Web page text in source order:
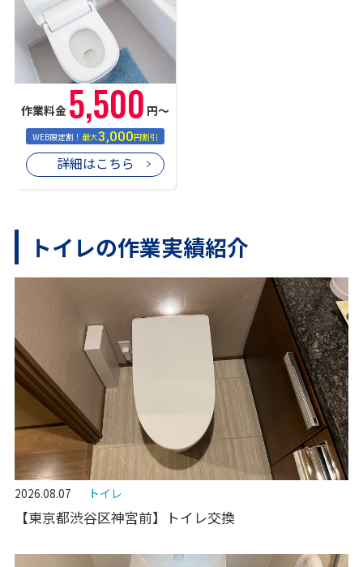
作業料金 5,500 円〜
WEB限定割！最大3,000円割引
詳細はこちら
トイレの作業実績紹介
2026.08.07 トイレ
【東京都渋谷区神宮前】トイレ交換